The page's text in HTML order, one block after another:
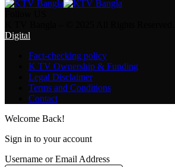
Digital
Fact-checking policy
K TV Ownership & Funding
Legal Disclaimer
Terms and Conditions
Contact
Welcome Back!
Sign in to your account
Username or Email Address